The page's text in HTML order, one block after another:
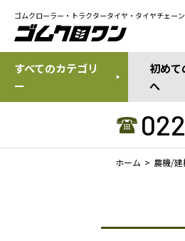
ゴムクローラー・トラクタータイヤ・タイヤチェー
すべてのカテゴリ
ー
初めて
へ
ホーム 農機/建